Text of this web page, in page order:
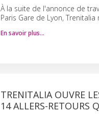
À la suite de l'annonce de
Paris Gare de Lyon,
En savoir plus…
TRENITALIA OUVRE
14 ALLERS-RETOURS